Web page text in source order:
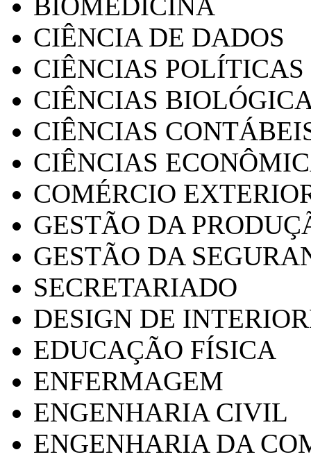
CIÊNCIA DE DADOS
CIÊNCIAS POLÍTICAS
CIÊNCIAS
CIÊNCIAS
CIÊNCIAS
COMÉRCIO
GESTÃO DA
GESTÃO DA
SECRETARIADO
DESIGN DE
EDUCAÇÃO FÍSICA
ENFERMAGEM
ENGENHARIA CIVIL
ENGENHARIA DA